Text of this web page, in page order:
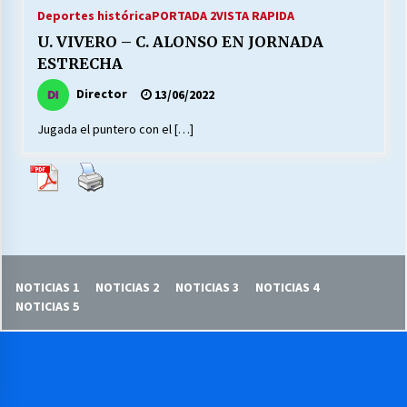
MUNICIPALIDAD, TRABAJADORES, CLIMA
13/07/2026
Escuela hospitalaria El Carmen de Maipu.
Deportes históricaPORTADA 2VISTA RAPIDA
U. VIVERO – C. ALONSO EN JORNADA
ESTRECHA
Director 13/06/2022
Jugada el puntero con el […]
NOTICIAS 1 NOTICIAS 2 NOTICIAS 3
NOTICIAS 4
NOTICIAS 5